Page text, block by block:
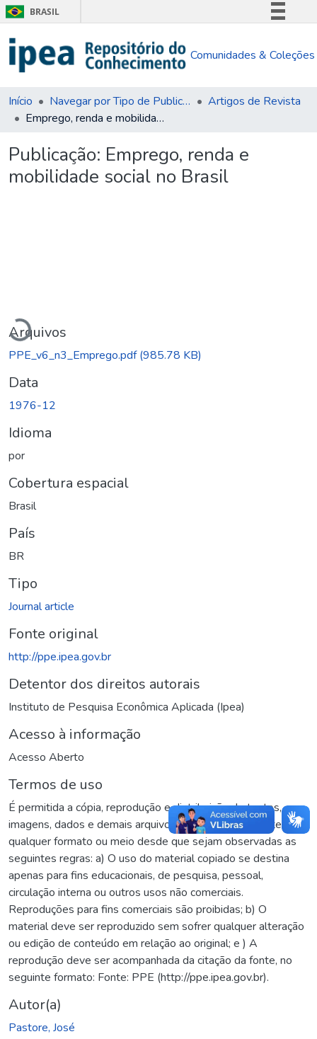
BRASIL
Comunica BR
Acesso à informação
Comunidades & Coleções
Início Navegar por Tipo de Publicação
Artigos de Revista
Emprego, renda e mobilidade social no Brasil
Publicação: Emprego, renda e
mobilidade social no Brasil
Carregando...
Arquivos
PPE_v6_n3_Emprego.pdf(985.78 KB)
Data
1976-12
Idioma
por
Cobertura espacial
Brasil
País
BR
Tipo
Journal article
Fonte original
http://ppe.ipea.gov.br
Detentor dos direitos autorais
Instituto de Pesquisa Econômica Aplicada (Ipea)
Acesso à informação
Acesso Aberto
Termos de uso
É permitida a cópia, reprodução e distribuição de textos,
imagens, dados e demais arquivos, no todo ou em parte, em
qualquer formato ou meio desde que sejam observadas as
seguintes regras: a) O uso do material copiado se destina
apenas para fins educacionais, de pesquisa, pessoal,
circulação interna ou outros usos não comerciais.
Reproduções para fins comerciais são proibidas; b) O
material deve ser reproduzido sem sofrer qualquer alteração
ou edição de conteúdo em relação ao original; e ) A
reprodução deve ser acompanhada da citação da fonte, no
seguinte formato: Fonte: PPE (http://ppe.ipea.gov.br).
Autor(a)
Pastore, José